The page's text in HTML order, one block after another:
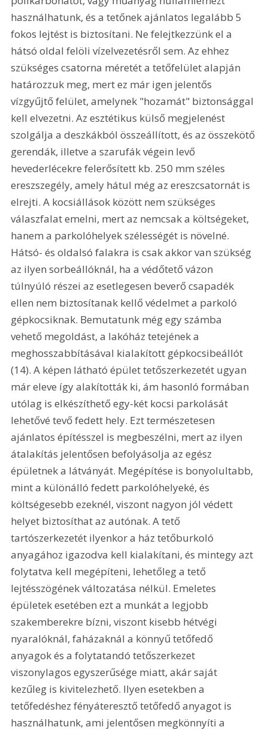
használhatunk, és a tetőnek ajánlatos legalább 5
fokos lejtést is biztosítani. Ne felejtkezzünk el a
hátsó oldal felöli vízelvezetésről sem. Az ehhez
szükséges csatorna méretét a tetőfelület alapján
határozzuk meg, mert ez már igen jelentős
vízgyűjtő felület, amelynek "hozamát" biztonsággal
kell elvezetni. Az esztétikus külső megjelenést
szolgálja a deszkákból összeállított, és az összekötő
gerendák, illetve a szarufák végein levő
hevederlécekre felerősített kb. 250 mm széles
ereszszegély, amely hátul még az ereszcsatornát is
elrejti. A kocsiállások között nem szükséges
válaszfalat emelni, mert az nemcsak a költségeket,
hanem a parkolóhelyek szélességét is növelné.
Hátsó- és oldalsó falakra is csak akkor van szükség
az ilyen sorbeállóknál, ha a védőtető vázon
túlnyúló részei az esetlegesen beverő csapadék
ellen nem biztosítanak kellő védelmet a parkoló
gépkocsiknak. Bemutatunk még egy számba
vehető megoldást, a lakóház tetejének a
meghosszabbításával kialakított gépkocsibeállót
(14). A képen látható épület tetőszerkezetét ugyan
már eleve így alakították ki, ám hasonló formában
utólag is elkészíthető egy-két kocsi parkolását
lehetővé tevő fedett hely. Ezt természetesen
ajánlatos építésszel is megbeszélni, mert az ilyen
átalakítás jelentősen befolyásolja az egész
épületnek a látványát. Megépítése is bonyolultabb,
mint a különálló fedett parkolóhelyeké, és
költségesebb ezeknél, viszont nagyon jól védett
helyet biztosíthat az autónak. A tető
tartószerkezetét ilyenkor a ház tetőburkoló
anyagához igazodva kell kialakítani, és mintegy azt
folytatva kell megépíteni, lehetőleg a tető
lejtésszögének változatása nélkül. Emeletes
épületek esetében ezt a munkát a legjobb
szakemberekre bízni, viszont kisebb hétvégi
nyaralóknál, faházaknál a könnyű tetőfedő
anyagok és a folytatandó tetőszerkezet
viszonylagos egyszerűsége miatt, akár saját
kezűleg is kivitelezhető. Ilyen esetekben a
tetőfedéshez fényáteresztő tetőfedő anyagot is
használhatunk, ami jelentősen megkönnyíti a